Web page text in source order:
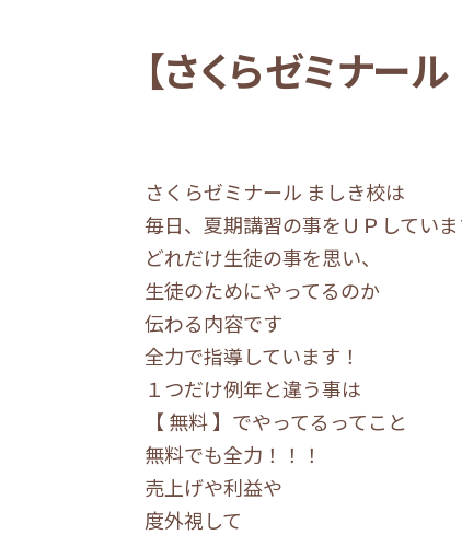
【さくらゼミナー
さくらゼミナール ましき校は
毎日、夏期講習の事をＵＰしていま
どれだけ生徒の事を思い、
生徒のためにやってるのか
伝わる内容です
全力で指導しています！
１つだけ例年と違う事は
【 無料 】でやってるってこと
無料でも全力！！！
売上げや利益や
度外視して